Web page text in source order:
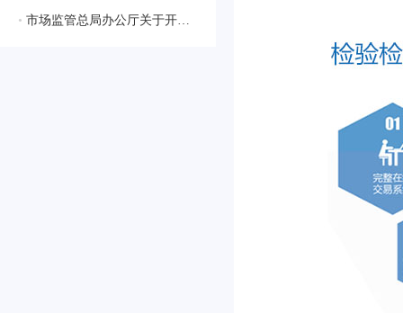
• 市场监管总局办公厅关于开展2024年国家级检验检测机构能力验证工作的通知